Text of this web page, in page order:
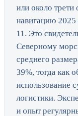
или около
навигацию 2025
11. Это
Северному
среднего
39%, тогда как
использование
логистики.
и опыт